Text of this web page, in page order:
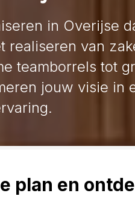
in Overijse
realiseren van
teamborrels tot
jouw visie in